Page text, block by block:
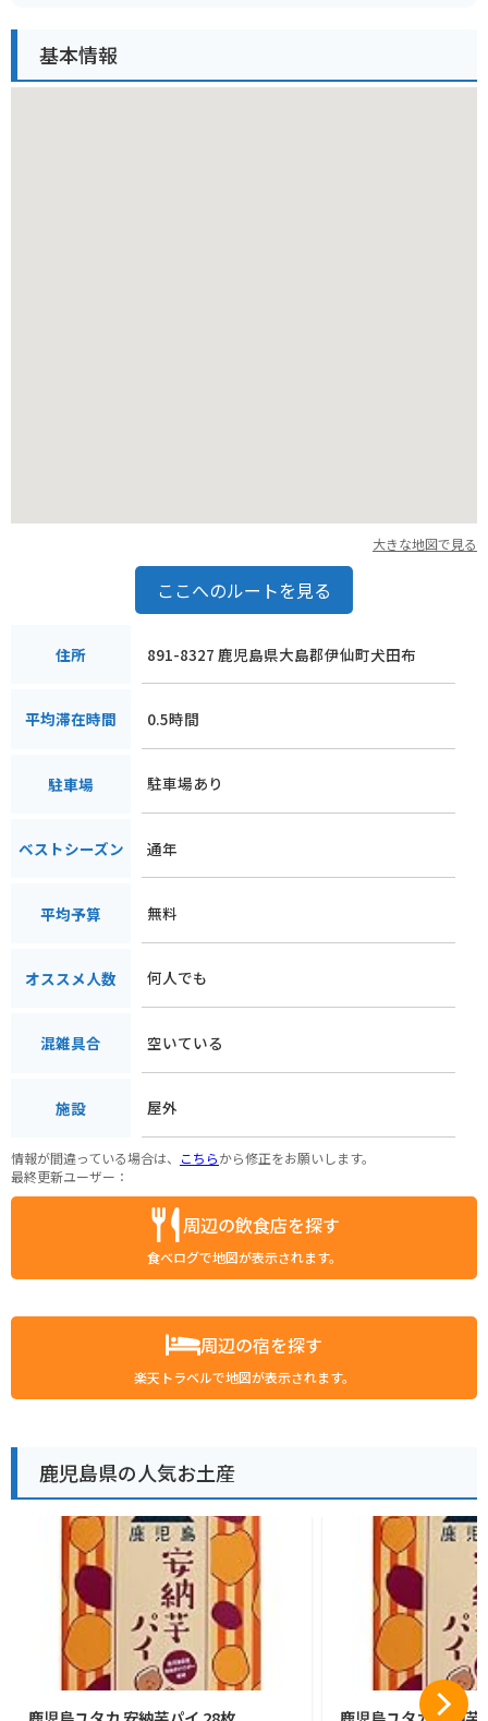
とができます。
基本情報
大きな地図で見る
ここへのルートを見る
住所 891-8327 鹿児島県大島郡伊仙町犬田布
平均滞在時間 0.5時間
駐車場 駐車場あり
ベストシーズン 通年
平均予算 無料
オススメ人数 何人でも
混雑具合 空いている
施設 屋外
情報が間違っている場合は、 こちらから修正をお願いします。
最終更新ユーザー：
周辺の飲食店を探す
食べログで地図が表示されます。
周辺の宿を探す
楽天トラベルで地図が表示されます。
鹿児島県の人気お土産